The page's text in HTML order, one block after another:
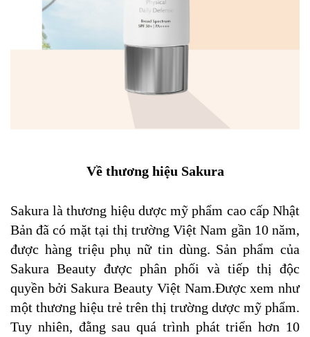
Về thương hiệu Sakura
Sakura là thương hiệu dược mỹ phẩm cao cấp Nhật
Bản đã có mặt tại thị trường Việt Nam gần 10 năm,
được hàng triệu phụ nữ tin dùng. Sản phẩm của
Sakura Beauty được phân phối và tiếp thị độc
quyền bởi Sakura Beauty Việt Nam.Được xem như
một thương hiệu trẻ trên thị trường dược mỹ phẩm.
Tuy nhiên, đằng sau quá trình phát triển hơn 10